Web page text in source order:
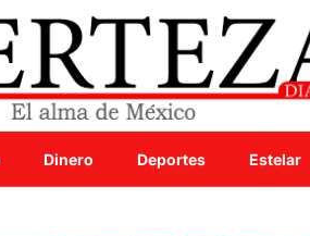
Dinero Deportes Estelar